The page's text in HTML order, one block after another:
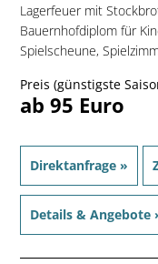
Lagerfeuer mit
Bauernhofdiplom für
Spielscheune,
Preis (günstigste
ab 95 Euro
Direktanfrage »
Details & Angebote